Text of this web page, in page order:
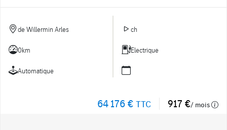
de Willermin Arles ch
0km Electrique
Automatique
64 176 € TTC 917 €/ mois